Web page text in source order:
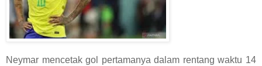
Neymar mencetak gol pertamanya dalam rentang waktu 14